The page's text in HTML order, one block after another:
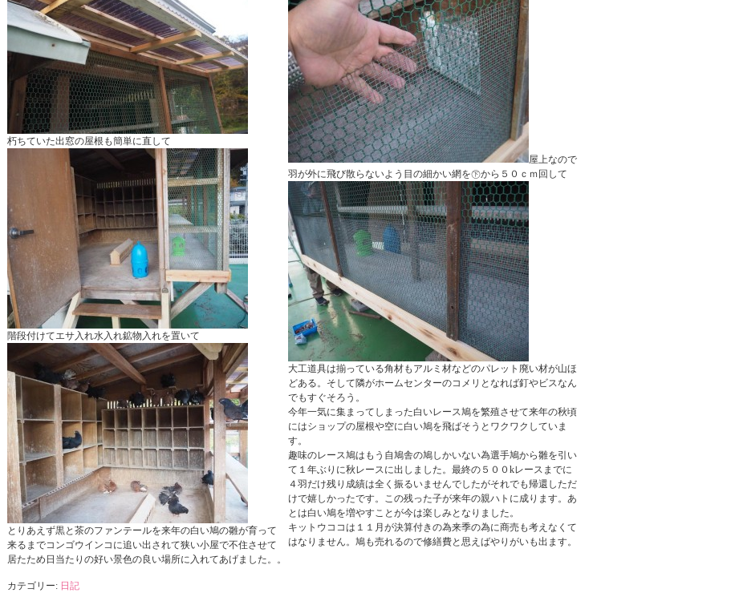
朽ちていた出窓の屋根も簡単に直して
階段付けてエサ入れ水入れ鉱物入れを置いて
とりあえず黒と茶のファンテールを来年の白い鳩の雛が育って
来るまでコンゴウインコに追い出されて狭い小屋で不住させて
居たため日当たりの好い景色の良い場所に入れてあげました。。
屋上なので
羽が外に飛び散らないよう目の細かい網を㊦から５０ｃｍ回して
大工道具は揃っている角材もアルミ材などのパレット廃い材が山ほ
どある。そして隣がホームセンターのコメリとなれば釘やビスなん
でもすぐそろう。
今年一気に集まってしまった白いレース鳩を繁殖させて来年の秋頃
にはショップの屋根や空に白い鳩を飛ばそうとワクワクしていま
す。
趣味のレース鳩はもう自鳩舎の鳩しかいない為選手鳩から雛を引い
て１年ぶりに秋レースに出しました。最終の５００kレースまでに
４羽だけ残り成績は全く振るいませんでしたがそれでも帰還しただ
けで嬉しかったです。この残った子が来年の親ハトに成ります。あ
とは白い鳩を増やすことが今は楽しみとなりました。
キットウココは１１月が決算付きの為来季の為に商売も考えなくて
はなりません。鳩も売れるので修繕費と思えばやりがいも出ます。
カテゴリー: 日記